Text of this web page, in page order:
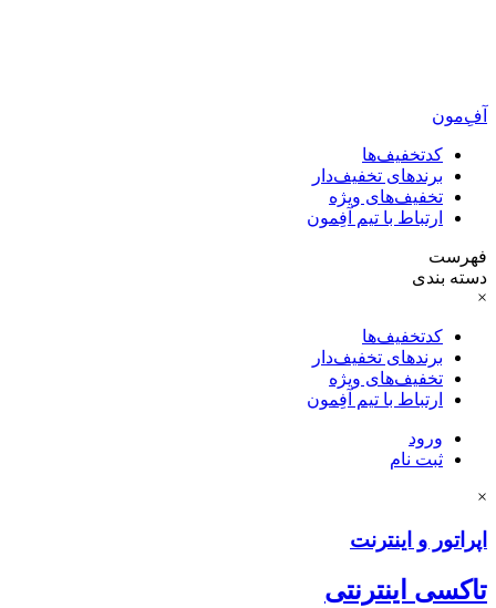
آفِ‌مون
کدتخفیف‌ها
برندهای تخفیف‌دار
تخفیف‌های ویژه
ارتباط با تیم آفِمون
فهرست
دسته بندی
×
کدتخفیف‌ها
برندهای تخفیف‌دار
تخفیف‌های ویژه
ارتباط با تیم آفِمون
ورود
ثبت نام
×
اپراتور و اینترنت
تاکسی اینترنتی